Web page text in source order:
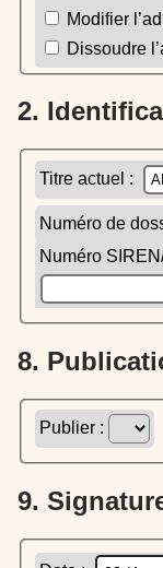
Modifier
Dissoudre
2.
Titre actuel :
Numéro de
Numéro
8.
Publier :
9.